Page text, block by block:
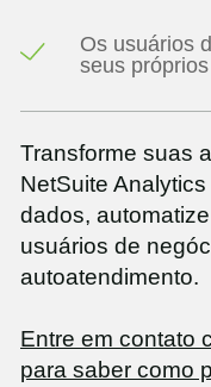
Os usuários
seus
Transforme suas
NetSuite
dados,
usuários de
autoatendimento.
Entre em contato
para saber como